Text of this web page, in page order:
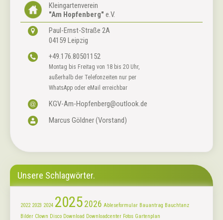
Kleingartenverein
"Am Hopfenberg" e.V.
Paul-Ernst-Straße 2A
04159 Leipzig
+49.176.80501152
Montag bis Freitag von 18 bis 20 Uhr,
außerhalb der Telefonzeiten nur per
WhatsApp oder eMail erreichbar
KGV-Am-Hopfenberg@outlook.de
Marcus Göldner (Vorstand)
Unsere Schlagwörter.
2022 2023 2024 2025 2026 Ableseformular Bauantrag Bauchtanz
Bilder Clown Disco Download Downloadcenter Fotos Gartenplan